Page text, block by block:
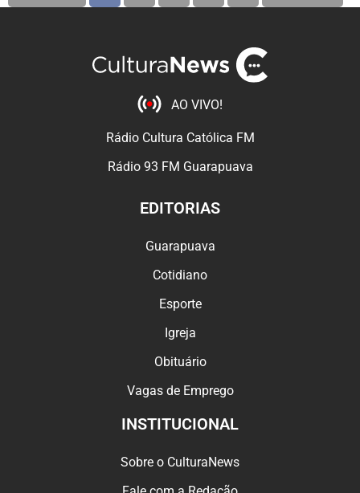
AO VIVO!
Rádio Cultura Católica FM
Rádio 93 FM Guarapuava
EDITORIAS
Guarapuava
Cotidiano
Esporte
Igreja
Obituário
Vagas de Emprego
INSTITUCIONAL
Sobre o CulturaNews